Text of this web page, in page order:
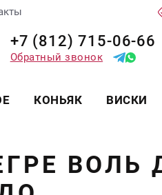
+7 (812) 715-06-66
Обратный звонок
КОНЬЯК ВИСКИ
ВОЛЬ